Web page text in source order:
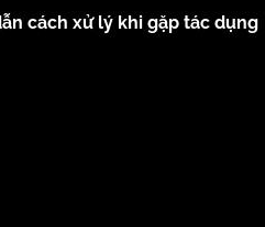
cách xử lý khi gặp tác dụng